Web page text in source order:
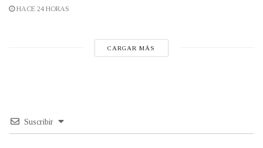
HACE 24 HORAS
CARGAR MÁS
Suscribir